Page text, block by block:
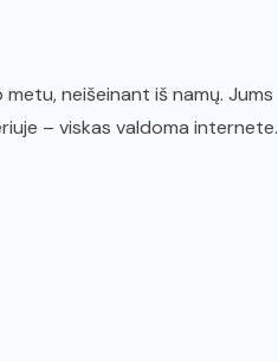
neišeinant iš namų. Jums
– viskas valdoma internete.